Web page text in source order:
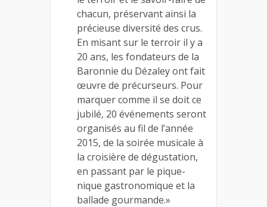
chacun, préservant ainsi la
précieuse diversité des crus.
En misant sur le terroir il y a
20 ans, les fondateurs de la
Baronnie du Dézaley ont fait
œuvre de précurseurs. Pour
marquer comme il se doit ce
jubilé, 20 événements seront
organisés au fil de l’année
2015, de la soirée musicale à
la croisière de dégustation,
en passant par le pique-
nique gastronomique et la
ballade gourmande.»